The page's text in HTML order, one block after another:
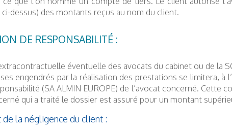
dessus) des montants reçus au nom du client.
DE RESPONSABILITÉ :
éventuelle des avocats du cabinet ou de la
engendrés par la réalisation des prestations se limitera, à
(SA ALMIN EUROPE) de l’avocat concerné. Cette
qui a traité le dossier est assuré pour un montant
la négligence du client :